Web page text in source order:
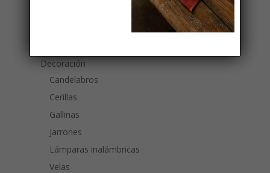
Decoración
Candelabros
Cerillas
Gallinas
Jarrones
Lámparas inalámbricas
Velas